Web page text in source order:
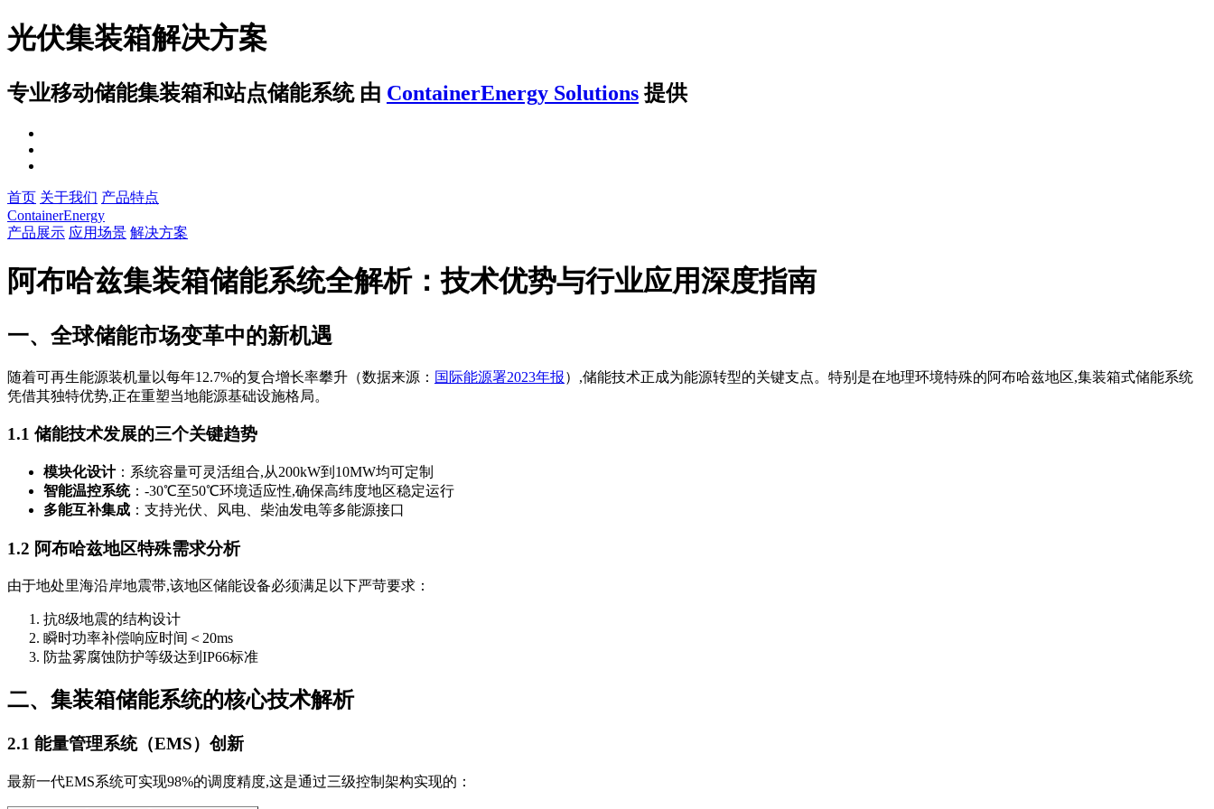
光伏集装箱解决方案
专业移动储能集装箱和站点储能系统 由 ContainerEnergy Solutions 提供
首页 关于我们 产品特点
ContainerEnergy
产品展示 应用场景 解决方案
阿布哈兹集装箱储能系统全解析：技术优势与行业应用深度指南
一、全球储能市场变革中的新机遇
随着可再生能源装机量以每年12.7%的复合增长率攀升（数据来源： 国际能源署2023年报）,储能技术正成为能源转型的关键支点。特别是在地理环境特殊的阿布哈兹地区,集装箱式储能系统
凭借其独特优势,正在重塑当地能源基础设施格局。
1.1 储能技术发展的三个关键趋势
模块化设计：系统容量可灵活组合,从200kW到10MW均可定制
智能温控系统：-30℃至50℃环境适应性,确保高纬度地区稳定运行
多能互补集成 ：支持光伏、风电、柴油发电等多能源接口
1.2 阿布哈兹地区特殊需求分析
由于地处里海沿岸地震带,该地区储能设备必须满足以下严苛要求：
抗8级地震的结构设计
瞬时功率补偿响应时间＜20ms
防盐雾腐蚀防护等级达到IP66标准
二、集装箱储能系统的核心技术解析
2.1 能量管理系统（EMS）创新
最新一代EMS系统可实现98%的调度精度,这是通过三级控制架构实现的：